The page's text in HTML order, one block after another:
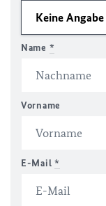
Name *
Vorname
E-Mail *